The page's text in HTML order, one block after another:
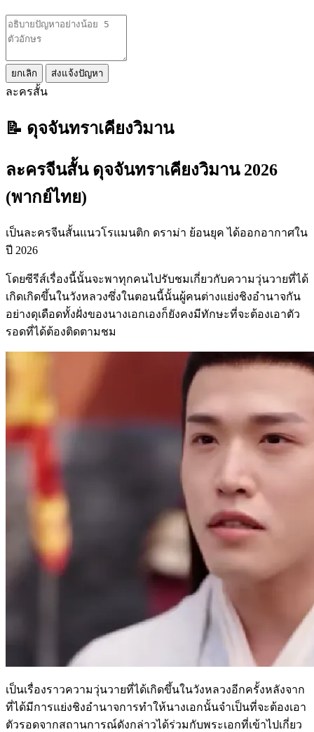
ยกเลิก ส่งแจ้งปัญหา
ละครสั้น
📝 ดุจจันทราเคียงวิมาน
ละครจีนสั้น ดุจจันทราเคียงวิมาน 2026
(พากย์ไทย)
เป็นละครจีนสั้นแนวโรแมนติก ดราม่า ย้อนยุค ได้ออกอากาศใน
ปี 2026
โดยซีรีส์เรื่องนี้นั้นจะพาทุกคนไปรับชมเกี่ยวกับความวุ่นวายที่ได้
เกิดเกิดขึ้นในวังหลวงซึ่งในตอนนี้นั้นผู้คนต่างแย่งชิงอำนาจกัน
อย่างดุเดือดทั้งฝั่งของนางเอกเองก็ยังคงมีทักษะที่จะต้องเอาตัว
รอดที่ได้ต้องติดตามชม
เป็นเรื่องราวความวุ่นวายที่ได้เกิดขึ้นในวังหลวงอีกครั้งหลังจาก
ที่ได้มีการแย่งชิงอำนาจการทำให้นางเอกนั้นจำเป็นที่จะต้องเอา
ตัวรอดจากสถานการณ์ดังกล่าวได้ร่วมกับพระเอกที่เข้าไปเกี่ยว